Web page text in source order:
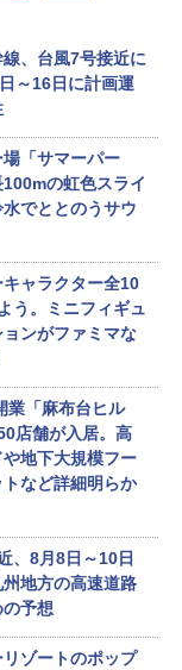
、台風7号接近に
～16日に計画運
「サマーパー
の虹色スライ
でととのうサウ
ャラクター全10
う。ミニフィギュ
ンがファミマな
業「麻布台ヒル
店舗が入居。高
地下大規模フー
トなど詳細明らか
、8月8日～10日
地方の高速道路
予想
ゾートのポップ